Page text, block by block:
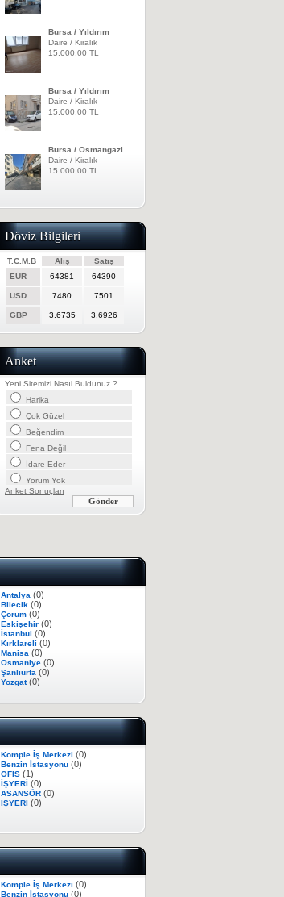
Bursa / Yıldırım
Daire / Kiralık
15.000,00 TL
Bursa / Yıldırım
Daire / Kiralık
15.000,00 TL
Bursa / Osmangazi
Daire / Kiralık
15.000,00 TL
Döviz Bilgileri
T.C.M.B Alış
Satış
EUR
64381 64390
USD 7480 7501
GBP 3.6735 3.6926
Anket
Yeni Sitemizi Nasıl Buldunuz ?
Harika
Çok Güzel
Beğendim
Fena Değil
İdare Eder
Yorum Yok
Anket Sonuçları
Antalya (0)
Bilecik (0)
Çorum (0)
Eskişehir (0)
İstanbul (0)
Kırklareli (0)
Manisa (0)
Osmaniye (0)
Şanlıurfa (0)
Yozgat(0)
Komple İş Merkezi (0)
Benzin İstasyonu (0)
OFİS (1)
İŞYERİ (0)
ASANSÖR (0)
İŞYERİ (0)
Komple İş Merkezi (0)
Benzin İstasyonu (0)